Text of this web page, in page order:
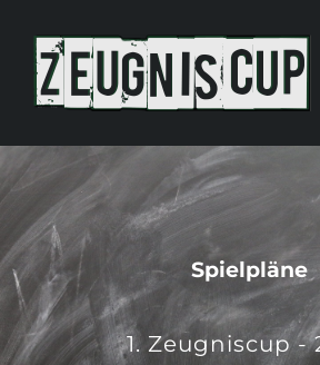
Inhalt
springen
Spielpläne
1. Zeugniscup -